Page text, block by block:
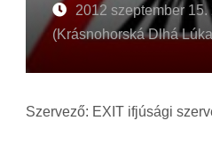
2012 szeptember
(Krásnohorská Dlhá
Szervező: EXIT ifjúsági